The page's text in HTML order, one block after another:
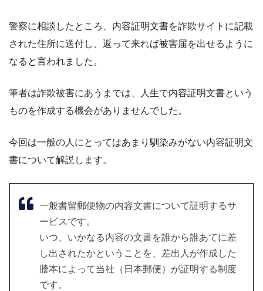
警察に相談したところ、内容証明文書を詐欺サイトに記載
された住所に送付し、返って来れば被害届を出せるように
なると言われました。
筆者は詐欺被害にあうまでは、人生で内容証明文書という
ものを作成する機会がありませんでした。
今回は一般の人にとってはあまり馴染みがない内容証明文
書について解説します。
一般書留郵便物の内容文書について証明するサ
ービスです。
いつ、いかなる内容の文書を誰から誰あてに差
し出されたかということを、差出人が作成した
謄本によって当社（日本郵便）が証明する制度
です。